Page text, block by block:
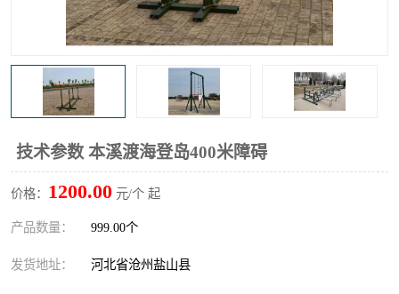
技术参数 本溪渡海登岛400米障碍
价格： 1200.00 元/个 起
产品数量： 999.00个
发货地址： 河北省沧州盐山县